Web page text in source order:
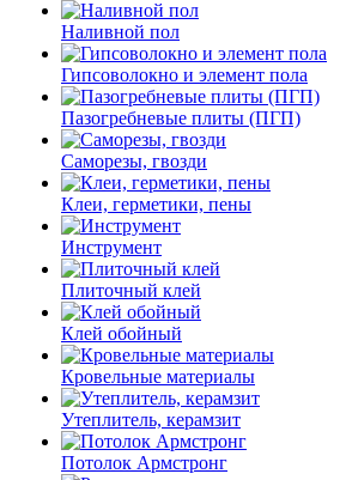
Наливной пол
Гипсоволокно и элемент пола
Пазогребневые плиты (ПГП)
Саморезы, гвозди
Клеи, герметики, пены
Инструмент
Плиточный клей
Клей обойный
Кровельные материалы
Утеплитель, керамзит
Потолок Армстронг